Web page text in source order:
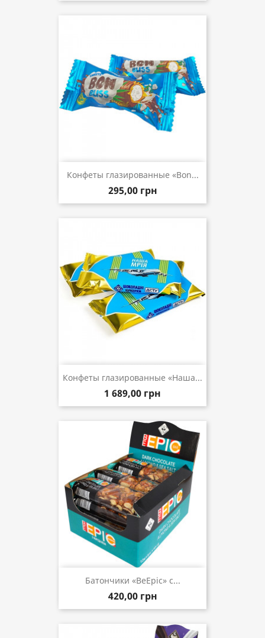
Конфеты глазированные «Bon...
295,00 грн
Конфеты глазированные «Наша...
1 689,00 грн
Батончики «BeEpic» с...
420,00 грн